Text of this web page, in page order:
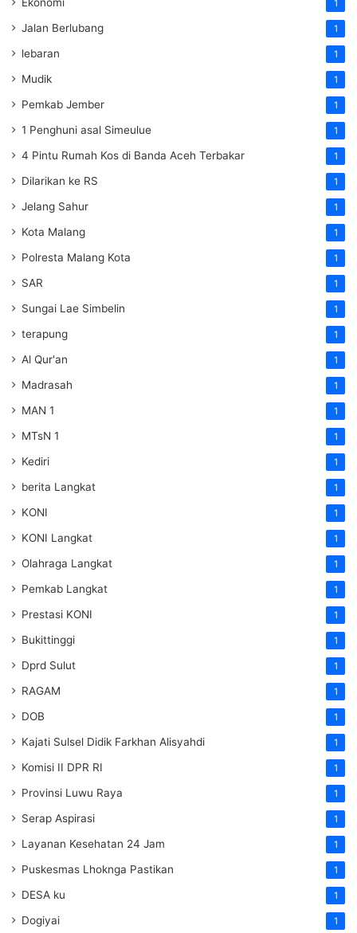
1
Jalan Berlubang 1
lebaran 1
Mudik 1
Pemkab Jember 1
1 Penghuni asal Simeulue 1
4 Pintu Rumah Kos di Banda Aceh Terbakar 1
Dilarikan ke RS 1
Jelang Sahur 1
Kota Malang 1
Polresta Malang Kota 1
SAR 1
Sungai Lae Simbelin 1
terapung 1
Al Qur'an 1
Madrasah 1
MAN 1 1
MTsN 1 1
Kediri 1
berita Langkat 1
KONI 1
KONI Langkat 1
Olahraga Langkat 1
Pemkab Langkat 1
Prestasi KONI 1
Bukittinggi 1
Dprd Sulut 1
RAGAM 1
DOB 1
Kajati Sulsel Didik Farkhan Alisyahdi 1
Komisi II DPR RI 1
Provinsi Luwu Raya 1
Serap Aspirasi 1
Layanan Kesehatan 24 Jam 1
Puskesmas Lhoknga Pastikan 1
DESA ku 1
Dogiyai 1